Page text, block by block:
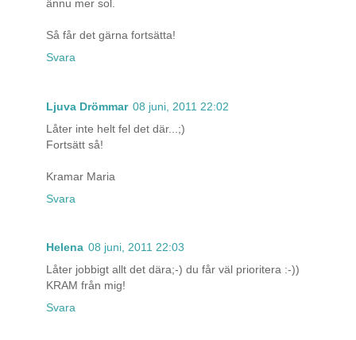
ännu mer sol.
Så får det gärna fortsätta!
Svara
Ljuva Drömmar 08 juni, 2011 22:02
Låter inte helt fel det där...;)
Fortsätt så!
Kramar Maria
Svara
Helena 08 juni, 2011 22:03
Låter jobbigt allt det dära;-) du får väl prioritera :-))
KRAM från mig!
Svara